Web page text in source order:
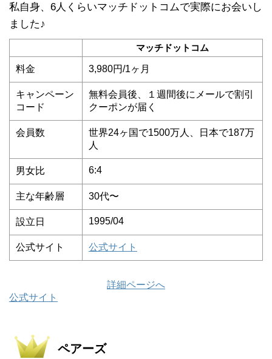
私自身、6人くらいマッチドットコムで実際にお会いし
ました♪
マッチドットコム
料金 3,980円/1ヶ月
キャンペーン
コード
無料会員後、１週間後にメールで割引
クーポンが届く
会員数
世界24ヶ国で1500万人、日本で187万
人
男女比 6:4
主な年齢層 30代〜
設立日 1995/04
公式サイト 公式サイト
詳細ページへ
公式サイト
ペアーズ